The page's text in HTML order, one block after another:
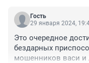
Гость
29 января 2024,
Это очередное
бездарных
мошенников васи и